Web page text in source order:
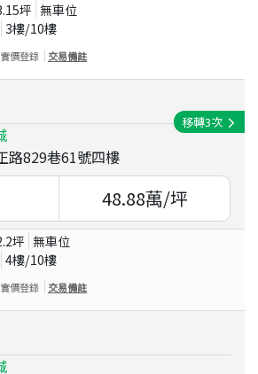
坪 無車位
3樓/10樓
價登錄 交易備註
路829巷61號四樓
移轉3次
48.88萬/坪
坪 無車位
4樓/10樓
價登錄 交易備註